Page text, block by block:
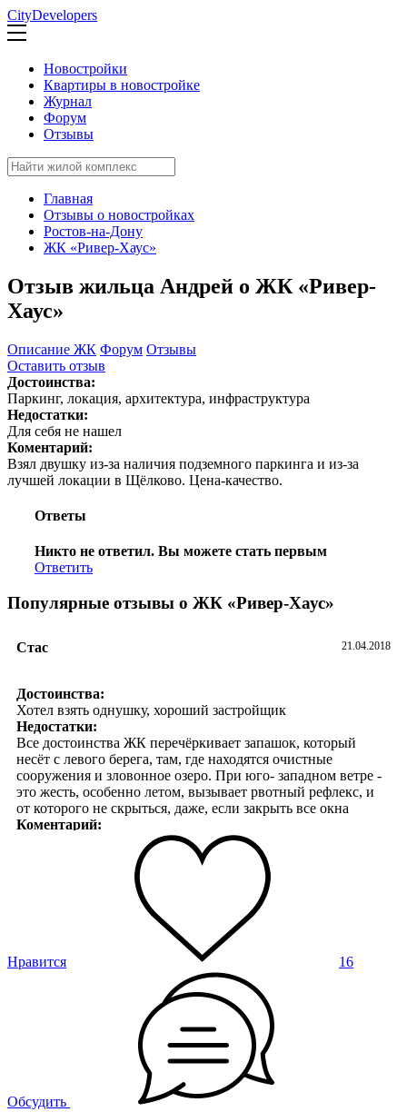
CityDevelopers
Новостройки
Квартиры в новостройке
Журнал
Форум
Отзывы
Главная
Отзывы о новостройках
Ростов-на-Дону
ЖК «Ривер-Хаус»
Отзыв жильца Андрей о ЖК «Ривер-
Хаус»
Описание ЖК Форум Отзывы
Оставить отзыв
Достоинства:
Паркинг, локация, архитектура, инфраструктура
Недостатки:
Для себя не нашел
Коментарий:
Взял двушку из-за наличия подземного паркинга и из-за
лучшей локации в Щёлково. Цена-качество.
Ответы
Никто не ответил. Вы можете стать первым
Ответить
Популярные отзывы о ЖК «Ривер-Хаус»
21.04.2018
Стас
Достоинства:
Хотел взять однушку, хороший застройщик
Недостатки:
Все достоинства ЖК перечёркивает запашок, который
несёт с левого берега, там, где находятся очистные
сооружения и зловонное озеро. При юго- западном ветре -
это жесть, особенно летом, вызывает рвотный рефлекс, и
от которого не скрыться, даже, если закрыть все окна
Коментарий:
Застройщик это не учёл, а зря
Нравится 16
Обсудить